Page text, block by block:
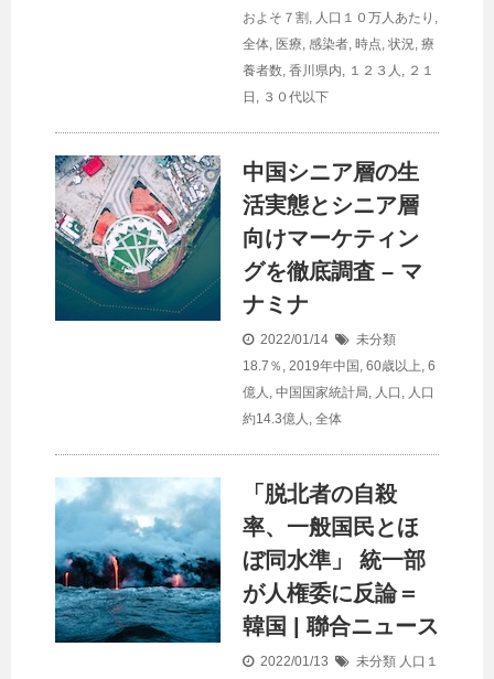
およそ７割 , 人口１０万人あたり ,
全体, 医療, 感染者, 時点, 状況, 療
養者数, 香川県内, １２３人 , ２１
日 , ３０代以下
中国シニア層の生
活実態とシニア層
向けマーケティン
グを徹底調査 – マ
ナミナ
2022/01/14
未分類
18.7％ , 2019年中国 , 60歳以上, 6
億人 , 中国国家統計局, 人口 , 人口
約14.3億人 , 全体
「脱北者の自殺
率、一般国民とほ
ぼ同水準」 統一部
が人権委に反論＝
韓国 | 聯合ニュース
2022/01/13 未分類 人口１